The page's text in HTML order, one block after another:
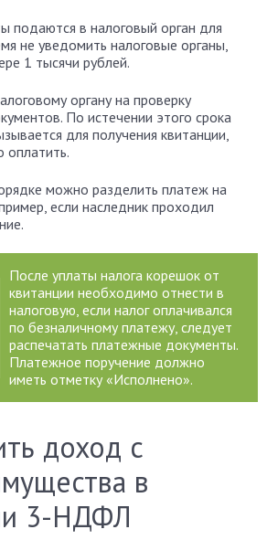
подаются в налоговый орган для
не уведомить налоговые органы,
1 тысячи рублей.
органу на проверку
По истечении этого срока
для получения квитанции,
можно разделить платеж на
если наследник проходил
После уплаты налога корешок от
квитанции необходимо отнести в
налоговую, если налог оплачивался
по безналичному платежу, следует
распечатать платежные документы.
Платежное поручение должно
иметь отметку «Исполнено».
доход с
в
3-НДФЛ